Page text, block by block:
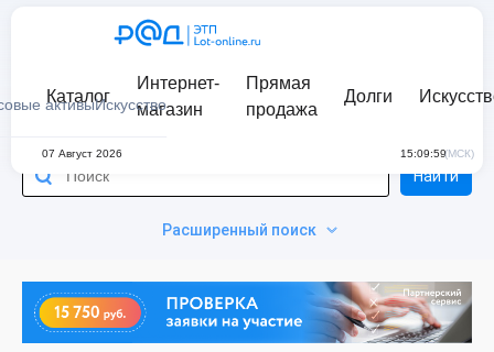
активыИскусство
Каталог
Интернет-
магазин
Прямая
продажа
Долги
07 Август 2026 15:09:59(МСК)
Расширенный поиск
Найти